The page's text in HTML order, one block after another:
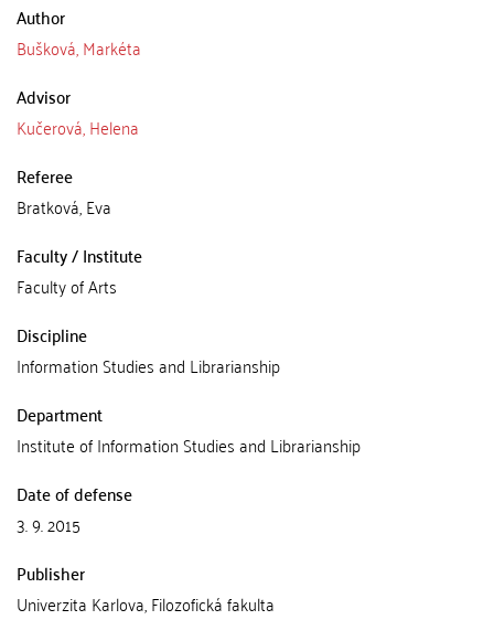
Author
Bušková, Markéta
Advisor
Kučerová, Helena
Referee
Bratková, Eva
Faculty / Institute
Faculty of Arts
Discipline
Information Studies and Librarianship
Department
Institute of Information Studies and Librarianship
Date of defense
3. 9. 2015
Publisher
Univerzita Karlova, Filozofická fakulta